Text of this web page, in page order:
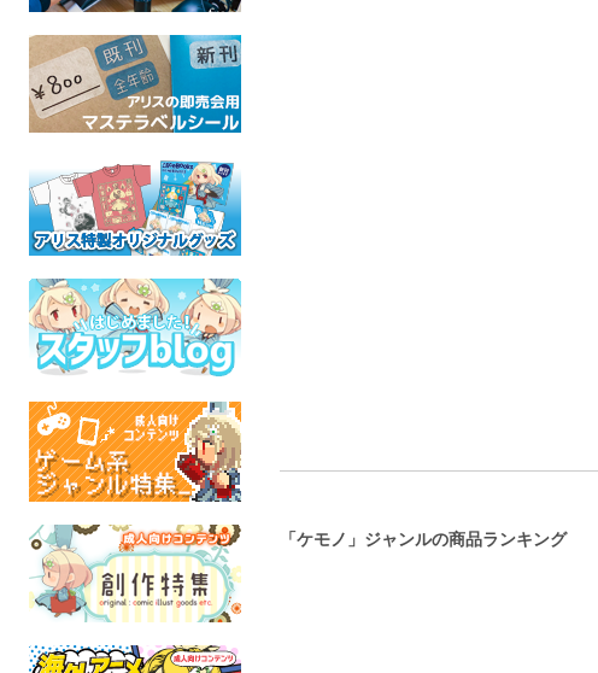
VS. レイリング
GRRRCOMICS-TG
ケモノ
成人指定
武蔵国の眠らせない夜
「ケモノ」ジャンルの商品ランキング